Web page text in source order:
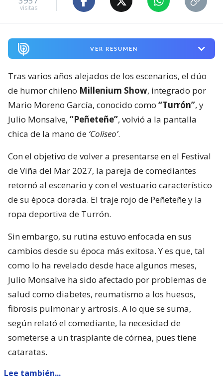
visitas
VER RESUMEN
Tras varios años alejados de los escenarios, el dúo
de humor chileno Millenium Show, integrado por
Mario Moreno García, conocido como “Turrón”, y
Julio Monsalve, “Peñeteñe”, volvió a la pantalla
chica de la mano de ‘Coliseo’.
Con el objetivo de volver a presentarse en el Festival
de Viña del Mar 2027, la pareja de comediantes
retornó al escenario y con el vestuario característico
de su época dorada. El traje rojo de Peñeteñe y la
ropa deportiva de Turrón.
Sin embargo, su rutina estuvo enfocada en sus
cambios desde su época más exitosa. Y es que, tal
como lo ha revelado desde hace algunos meses,
Julio Monsalve ha sido afectado por problemas de
salud como diabetes, reumatismo a los huesos,
fibrosis pulmonar y artrosis. A lo que se suma,
según relató el comediante, la necesidad de
someterse a un trasplante de córnea, pues tiene
cataratas.
Lee también...